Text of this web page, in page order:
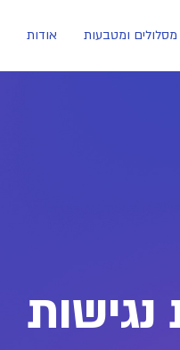
מסלולים ומטבעות אודות